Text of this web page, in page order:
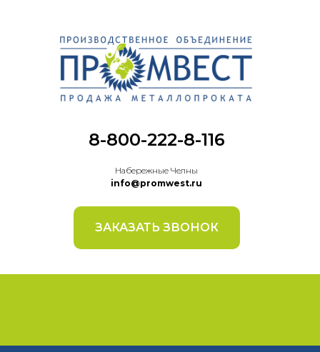
8-800-222-8-116
Набережные Челны
info@promwest.ru
ЗАКАЗАТЬ ЗВОНОК